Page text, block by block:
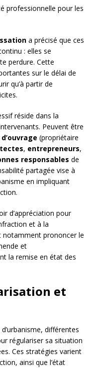
professionnelle pour les
a précisé que ces
: elles se
perdure. Cette
sur le délai de
qu’à partir de
réside dans la
Peuvent être
(propriétaire
, entrepreneurs,
responsables de
partagée vise à
en impliquant
d’appréciation pour
et à la
notamment prononcer le
et
la remise en état des
et
différentes
régulariser sa situation
Ces stratégies varient
ainsi que l’état